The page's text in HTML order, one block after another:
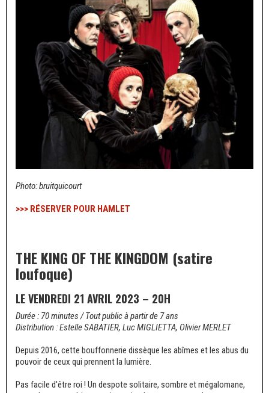
Photo: bruitquicourt
>>> RÉSERVER POUR HAMLET
THE KING OF THE KINGDOM (satire
loufoque)
LE VENDREDI 21 AVRIL 2023 – 20H
Durée : 70 minutes / Tout public à partir de 7 ans
Distribution : Estelle SABATIER, Luc MIGLIETTA, Olivier MERLET
Depuis 2016, cette bouffonnerie dissèque les abîmes et les abus du
pouvoir de ceux qui prennent la lumière.
Pas facile d'être roi ! Un despote solitaire, sombre et mégalomane,